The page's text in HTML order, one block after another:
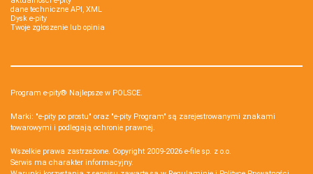
dane techniczne API, XML
Dysk e-pity
Twoje zgłoszenie lub opinia
Program e-pity® Najlepsze w POLSCE.
Marki: "e-pity po prostu" oraz "e-pity Program" są zarejestrowanymi znakami
towarowymi i podlegają ochronie prawnej.
Wszelkie prawa zastrzeżone. Copyright 2009-2026 e-file sp. z o.o.
Serwis ma charakter informacyjny.